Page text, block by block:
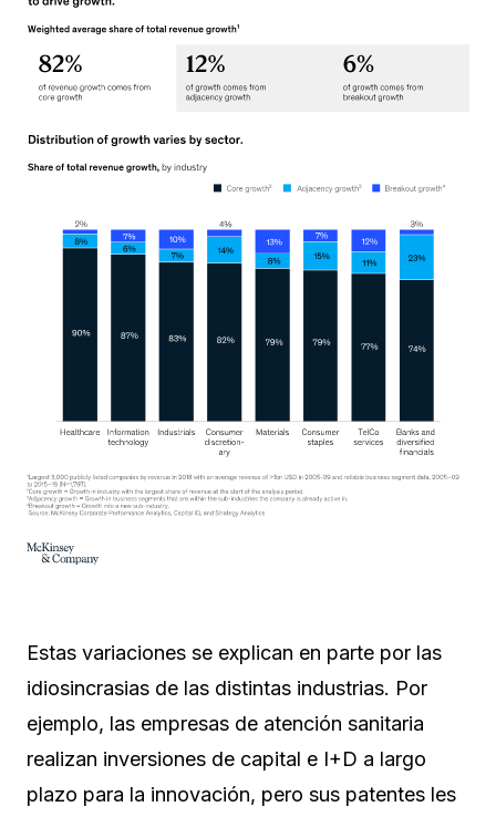
Estas variaciones se explican en parte por las
idiosincrasias de las distintas industrias. Por
ejemplo, las empresas de atención sanitaria
realizan inversiones de capital e I+D a largo
plazo para la innovación, pero sus patentes les